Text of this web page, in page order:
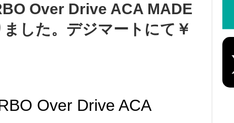
Over Drive ACA MADE
した。デジマートにて￥
Over Drive ACA